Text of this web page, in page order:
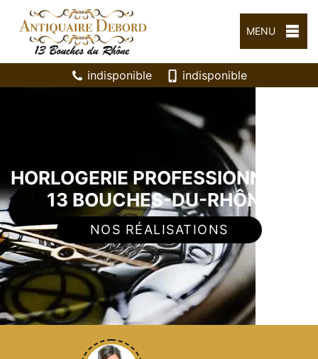
MENU
indisponible indisponible
HORLOGERIE PROFESSIONNELLE
13 BOUCHES-DU-RHÔNE
NOS RÉALISATIONS